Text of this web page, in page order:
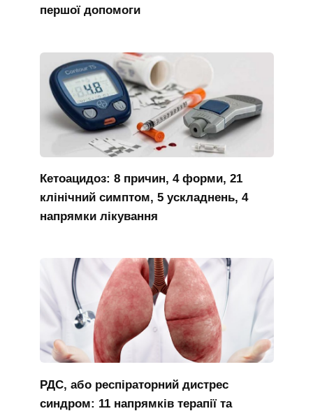
першої допомоги
Кетоацидоз: 8 причин, 4 форми, 21
клінічний симптом, 5 ускладнень, 4
напрямки лікування
РДС, або респіраторний дистрес
синдром: 11 напрямків терапії та